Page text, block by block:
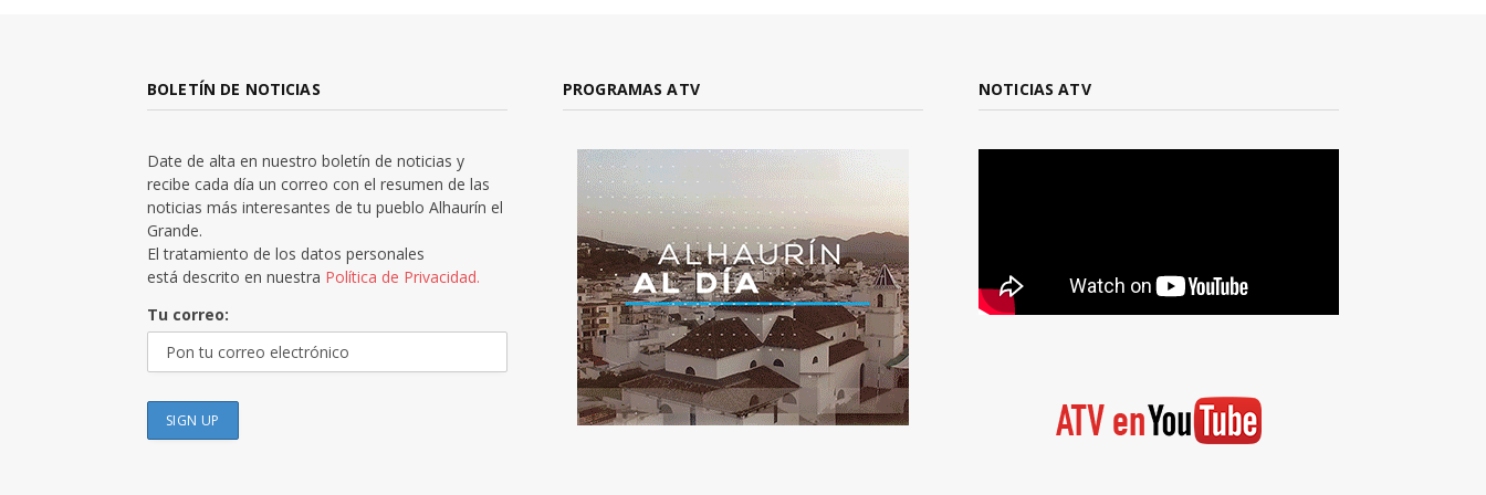
BOLETÍN DE NOTICIAS
Date de alta en nuestro boletín de noticias y
recibe cada día un correo con el resumen de las
noticias más interesantes de tu pueblo Alhaurín el
Grande.
El tratamiento de los datos personales
está descrito en nuestra Política de Privacidad.
Tu correo:
PROGRAMAS ATV NOTICIAS ATV